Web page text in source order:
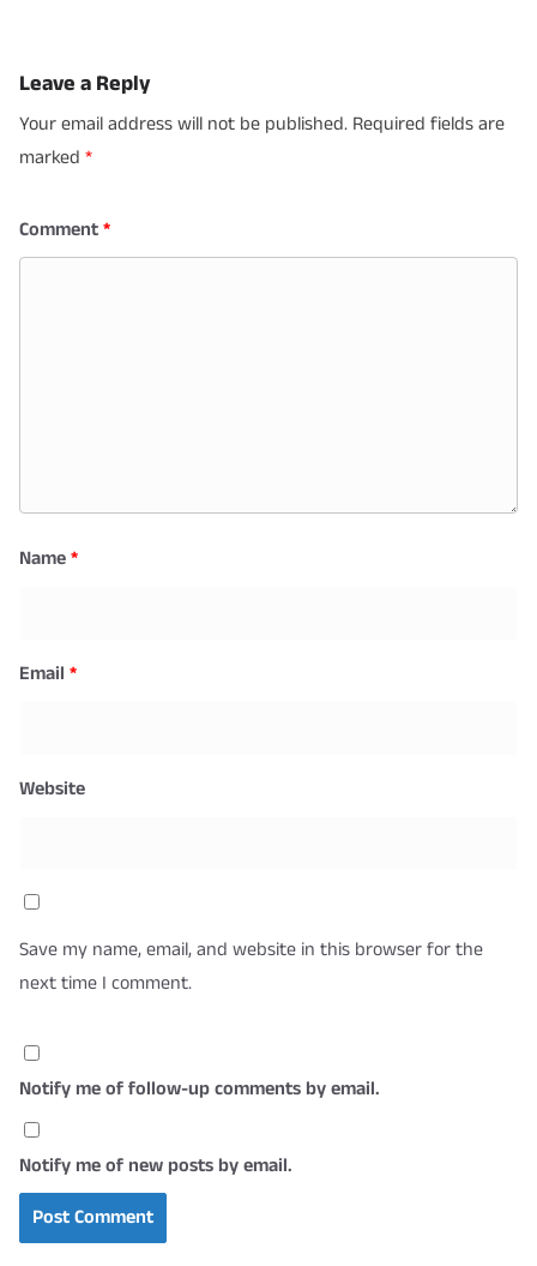
Leave a Reply
Your email address will not be published. Required fields are
marked *
Comment*
Name*
Email *
Website
Save my name, email, and website in this browser for the
next time I comment.
Notify me of follow-up comments by email.
Notify me of new posts by email.